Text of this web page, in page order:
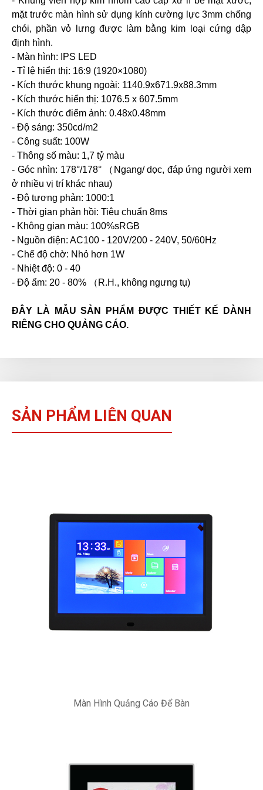
mặt trước màn hình sử dụng kính cường lực 3mm chống
chói, phần vỏ lưng được làm bằng kim loại cứng dập
định hình.
- Màn hình: IPS LED
- Tỉ lệ hiển thị: 16:9 (1920×1080)
- Kích thước khung ngoài: 1140.9x671.9x88.3mm
- Kích thước hiển thị: 1076.5 x 607.5mm
- Kích thước điểm ảnh: 0.48x0.48mm
- Độ sáng: 350cd/m2
- Công suất: 100W
- Thông số màu: 1,7 tỷ màu
- Góc nhìn: 178°/178° （Ngang/ dọc, đáp ứng người xem
ở nhiều vị trí khác nhau)
- Độ tương phản: 1000:1
- Thời gian phản hồi: Tiêu chuẩn 8ms
- Không gian màu: 100%sRGB
- Nguồn điện: AC100 - 120V/200 - 240V, 50/60Hz
- Chế độ chờ: Nhỏ hơn 1W
- Nhiệt độ: 0 - 40
- Độ ẩm: 20 - 80% （R.H., không ngưng tụ)
ĐÂY LÀ MẪU SẢN PHẨM ĐƯỢC THIẾT KẾ DÀNH
RIÊNG CHO QUẢNG CÁO.
SẢN PHẨM LIÊN QUAN
Màn Hình Quảng Cáo Để Bàn